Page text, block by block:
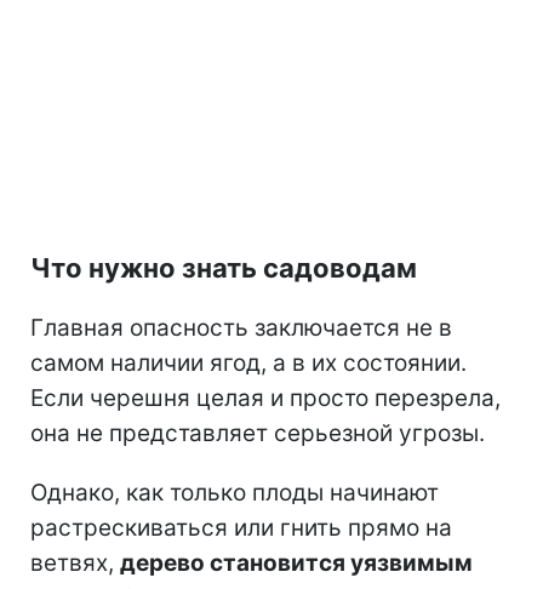
Что нужно знать садоводам
Главная опасность заключается не в
самом наличии ягод, а в их состоянии.
Если черешня целая и просто перезрела,
она не представляет серьезной угрозы.
Однако, как только плоды начинают
растрескиваться или гнить прямо на
ветвях, дерево становится уязвимым